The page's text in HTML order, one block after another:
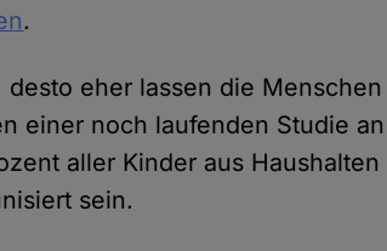
.
eher lassen die
einer noch laufenden Studie
aller Kinder aus
sein.